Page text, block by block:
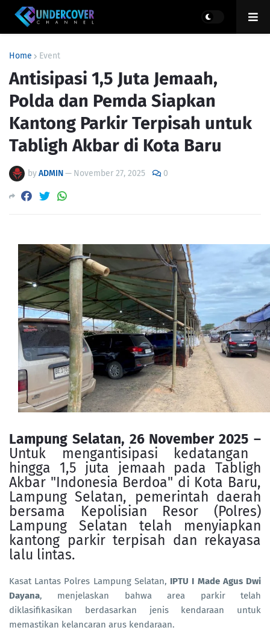
Home Event
Antisipasi 1,5 Juta Jemaah,
Polda dan Pemda Siapkan
Kantong Parkir Terpisah untuk
Tabligh Akbar di Kota Baru
byADMIN— November 27, 2025 0
Lampung Selatan, 26 November 2025 –
Untuk mengantisipasi kedatangan
hingga 1,5 juta jemaah pada Tabligh
Akbar "Indonesia Berdoa" di Kota Baru,
Lampung Selatan, pemerintah daerah
bersama Kepolisian Resor (Polres)
Lampung Selatan telah menyiapkan
kantong parkir terpisah dan rekayasa
lalu lintas.
Kasat Lantas Polres Lampung Selatan, IPTU I Made Agus Dwi
Dayana, menjelaskan bahwa area parkir telah
diklasifikasikan berdasarkan jenis kendaraan untuk
memastikan kelancaran arus kendaraan.